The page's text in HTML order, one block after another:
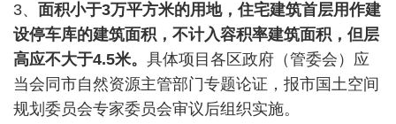
3、 面积小于3万平方米的用地，住宅建筑首层用作建
设停车库的建筑面积，不计入容积率建筑面积，但层
高应不大于4.5米。 具体项目各区政府（管委会）应
当会同市自然资源主管部门专题论证，报市国土空间
规划委员会专家委员会审议后组织实施。